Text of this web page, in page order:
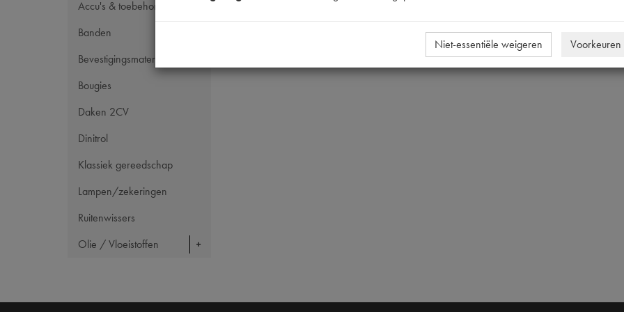
Accu's & toebehoren
Banden
Bevestigingsmateriaal
Bougies
Daken 2CV
Dinitrol
Klassiek gereedschap
Lampen/zekeringen
Ruitenwissers
Olie / Vloeistoffen
Niet-essentiële weigeren